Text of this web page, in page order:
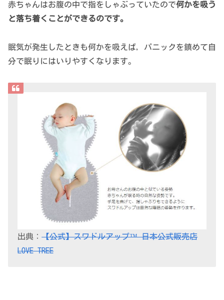
赤ちゃんはお腹の中で指をしゃぶっていたので何かを吸う
と落ち着くことができるのです。
眠気が発生したときも何かを吸えば，パニックを鎮めて自
分で眠りにはいりやすくなります。
出典：【公式】スワドルアップ™ 日本公式販売店
LOVE TREE